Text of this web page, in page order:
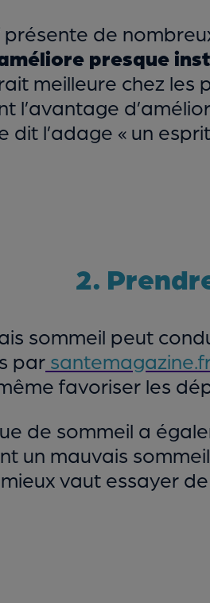
de
presque
meilleure chez
l’avantage
dit l’adage « un
2.
sommeil peut
par santemagazine.fr
favoriser les
de sommeil a
un mauvais
vaut essayer